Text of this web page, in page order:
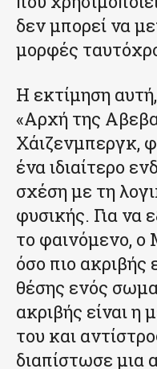
δεν μπορεί να
μορφές
Η εκτίμηση
«Αρχή της
Χάιζενμπεργκ,
ένα ιδιαίτερο
σχέση με τη
φυσικής. Για να
το φαινόμενο, ο
όσο πιο ακριβής
θέσης ενός
ακριβής είναι η
του και
διαπίστωσε μια